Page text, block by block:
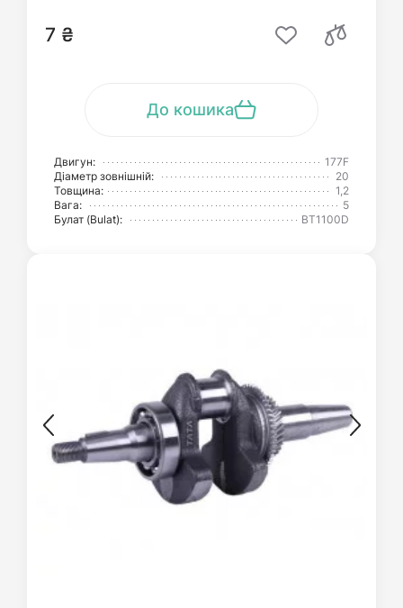
7 ₴
До кошика
Двигун:
177F
Діаметр зовнішній:
20
Товщина:
1,2
Вага:
5
Булат (Bulat):
BT1100D